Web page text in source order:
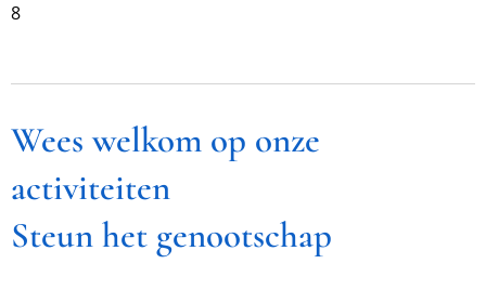
8
Wees welkom op onze
activiteiten
Steun het genootschap